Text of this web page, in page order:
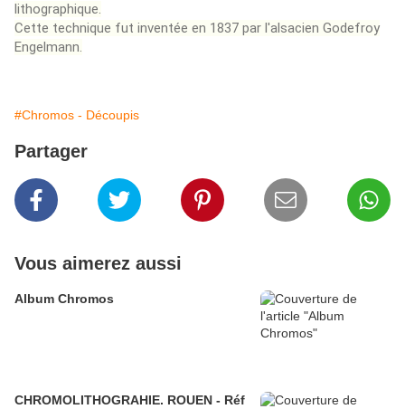
lithographique.
Cette technique fut inventée en 1837 par l'alsacien Godefroy
Engelmann.
#Chromos - Découpis
Partager
Vous aimerez aussi
Album Chromos
CHROMOLITHOGRAHIE. ROUEN - Réf